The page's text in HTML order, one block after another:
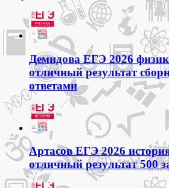
Демидова ЕГЭ 2026
отличный результат
ответами
Артасов ЕГЭ 2026
отличный результат 500